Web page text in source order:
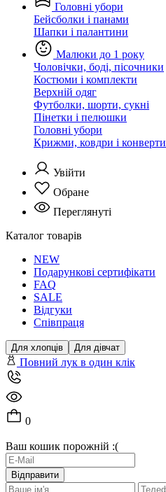
Головні убори
Бейсболки і панами
Шапки і палантини
Малюки до 1 року
Чоловічки, боді, пісочники
Костюми і комплекти
Верхній одяг
Футболки, шорти, сукні
Пінетки і пелюшки
Головні убори
Крижми, ковдри і конверти
Увійти
Обране
Переглянуті
Каталог товарів
NEW
Подарункові сертифікати
FAQ
SALE
Відгуки
Співпраця
Для хлопців Для дівчат
Повний лук в один клік
0
Ваш кошик порожній :(
Відправити